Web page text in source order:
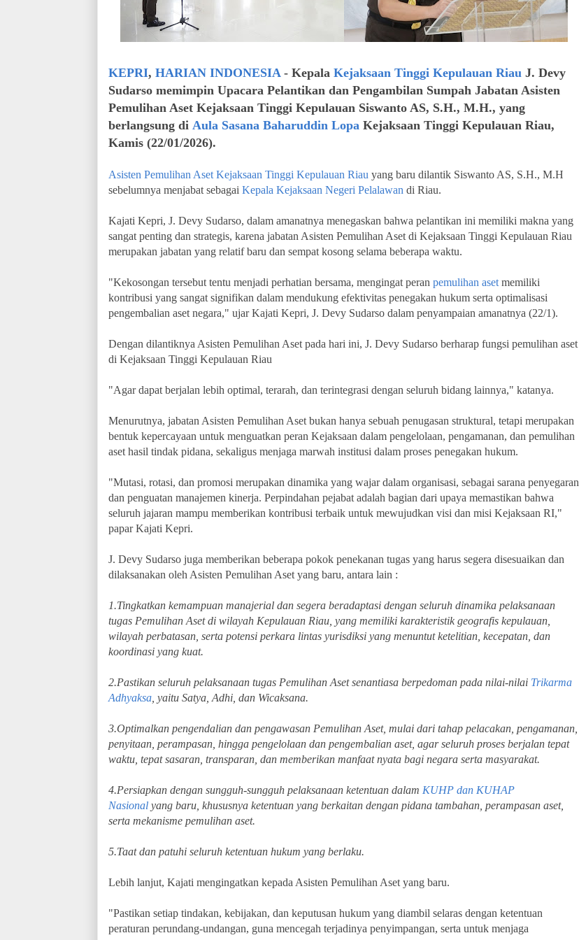
KEPRI, HARIAN INDONESIA - Kepala Kejaksaan Tinggi Kepulauan Riau J. Devy
Sudarso memimpin Upacara Pelantikan dan Pengambilan Sumpah Jabatan Asisten
Pemulihan Aset Kejaksaan Tinggi Kepulauan Siswanto AS, S.H., M.H., yang
berlangsung di Aula Sasana Baharuddin Lopa Kejaksaan Tinggi Kepulauan Riau,
Kamis (22/01/2026).
Asisten Pemulihan Aset Kejaksaan Tinggi Kepulauan Riau yang baru dilantik Siswanto AS, S.H., M.H
sebelumnya menjabat sebagai Kepala Kejaksaan Negeri Pelalawan di Riau.
Kajati Kepri, J. Devy Sudarso, dalam amanatnya menegaskan bahwa pelantikan ini memiliki makna yang
sangat penting dan strategis, karena jabatan Asisten Pemulihan Aset di Kejaksaan Tinggi Kepulauan Riau
merupakan jabatan yang relatif baru dan sempat kosong selama beberapa waktu.
"Kekosongan tersebut tentu menjadi perhatian bersama, mengingat peran pemulihan aset memiliki
kontribusi yang sangat signifikan dalam mendukung efektivitas penegakan hukum serta optimalisasi
pengembalian aset negara," ujarKajati Kepri, J. Devy Sudarso dalam penyampaian amanatnya (22/1).
Dengan dilantiknya Asisten Pemulihan Aset pada hari ini, J. Devy Sudarso berharap fungsi pemulihan aset
di Kejaksaan Tinggi Kepulauan Riau
"Agar dapat berjalan lebih optimal, terarah, dan terintegrasi dengan seluruh bidang lainnya," katanya.
Menurutnya, jabatan Asisten Pemulihan Aset bukan hanya sebuah penugasan struktural, tetapi merupakan
bentuk kepercayaan untuk menguatkan peran Kejaksaan dalam pengelolaan, pengamanan, dan pemulihan
aset hasil tindak pidana, sekaligus menjaga marwah institusi dalam proses penegakan hukum.
"Mutasi, rotasi, dan promosi merupakan dinamika yang wajar dalam organisasi, sebagai sarana penyegaran
dan penguatan manajemen kinerja. Perpindahan pejabat adalah bagian dari upaya memastikan bahwa
seluruh jajaran mampu memberikan kontribusi terbaik untuk mewujudkan visi dan misi Kejaksaan RI,"
paparKajati Kepri.
J. Devy Sudarso juga memberikan beberapa pokok penekanan tugas yang harus segera disesuaikan dan
dilaksanakan oleh Asisten Pemulihan Aset yang baru, antara lain :
1.Tingkatkan kemampuan manajerial dan segera beradaptasi dengan seluruh dinamika pelaksanaan
tugas Pemulihan Aset di wilayah Kepulauan Riau, yang memiliki karakteristik geografis kepulauan,
wilayah perbatasan, serta potensi perkara lintas yurisdiksi yang menuntut ketelitian, kecepatan, dan
koordinasi yang kuat.
2.Pastikan seluruh pelaksanaan tugas Pemulihan Aset senantiasa berpedoman pada nilai-nilai Trikarma
Adhyaksa , yaitu Satya, Adhi, dan Wicaksana.
3.Optimalkan pengendalian dan pengawasan Pemulihan Aset, mulai dari tahap pelacakan, pengamanan,
penyitaan, perampasan, hingga pengelolaan dan pengembalian aset, agar seluruh proses berjalan tepat
waktu, tepat sasaran, transparan, dan memberikan manfaat nyata bagi negara serta masyarakat.
4.Persiapkan dengan sungguh-sungguh pelaksanaan ketentuan dalam KUHP dan KUHAP
Nasional yang baru, khususnya ketentuan yang berkaitan dengan pidana tambahan, perampasan aset,
serta mekanisme pemulihan aset.
5.Taat dan patuhi seluruh ketentuan hukum yang berlaku.
Lebih lanjut, Kajati mengingatkan kepada Asisten Pemulihan Aset yang baru.
"Pastikan setiap tindakan, kebijakan, dan keputusan hukum yang diambil selaras dengan ketentuan
peraturan perundang-undangan, guna mencegah terjadinya penyimpangan, serta untuk menjaga